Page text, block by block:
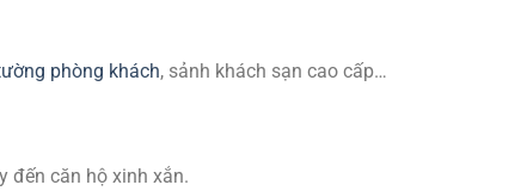
phòng khách, sảnh khách sạn cao cấp…
đến căn hộ xinh xắn.